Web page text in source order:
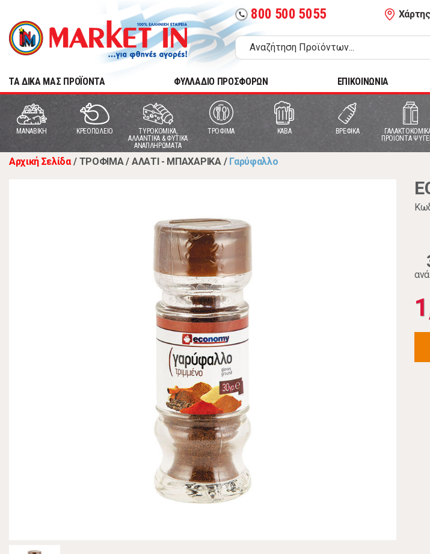
call 800 500 5055
TA ΔΙΚΑ ΜΑΣ ΠΡΟΪΟΝΤΑ ΦΥΛΛΑΔΙΟ ΠΡΟΣΦΟΡΩΝ ΕΠΙΚΟΙΝΩΝΙΑ
MANABIKH ΚΡΕΟΠΩΛΕΙΟ
ΤΥΡΟΚΟΜΙΚΑ,
ΑΛΛΑΝΤΙΚΑ & ΦΥΤΙΚΑ
ΑΝΑΠΛΗΡΩΜΑΤΑ
ΤΡΟΦΙΜΑ ΚΑΒΑ ΒΡΕΦΙΚΑ
ΠΡΟΙΟΝΤΑ
Αρχική Σελίδα / ΤΡΟΦΙΜΑ / ΑΛΑΤΙ - ΜΠΑΧΑΡΙΚΑ / Γαρύφαλλο